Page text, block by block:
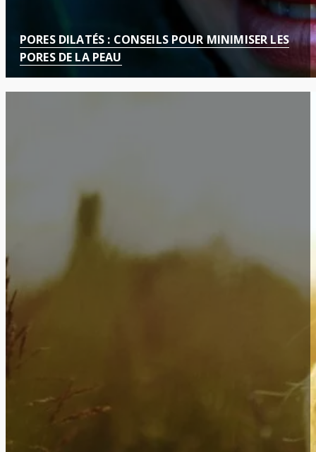
PORES DILATÉS : CONSEILS POUR MINIMISER LES
PORES DE LA PEAU